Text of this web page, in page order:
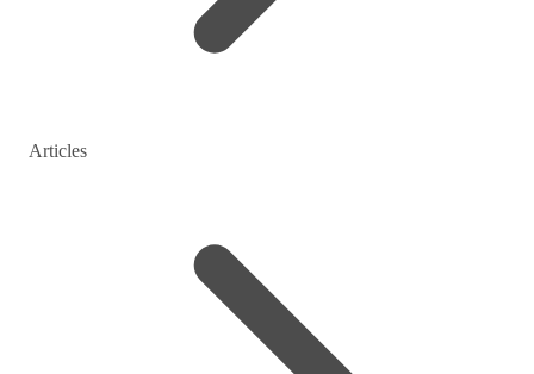
Articles